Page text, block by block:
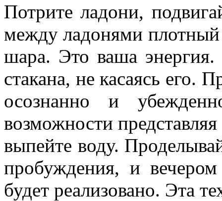
Потрите ладони,
между ладонями плотный
шара. Это ваша
стакана, не касаясь его.
осознанно и
возможности
выпейте воду.
пробуждения, и
будет реа­лизовано. Эта